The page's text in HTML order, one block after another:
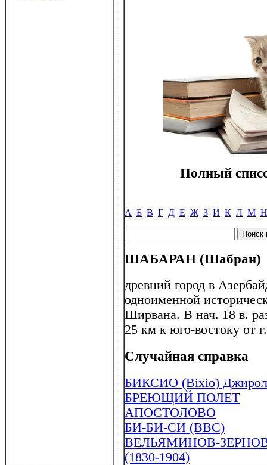
Полный
А Б В Г Д Е Ж З И К Л М Н
ШАБАРАН (Шабран)
древний город в
одноименной
Ширвана. В нач. 18 в.
25 км к юго-востоку от
Случайная справка
БИКСИО (Bixio)
БРЕЮЩИЙ ПОЛЕТ
АПОСТОЛОВО
БИ-БИ-СИ (BBC)
ВЕЛЬЯМИНОВ-ЗЕРНОВ
(1830-1904)